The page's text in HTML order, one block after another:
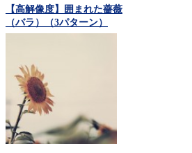
【高解像度】囲まれた薔薇
（バラ）（3パターン）